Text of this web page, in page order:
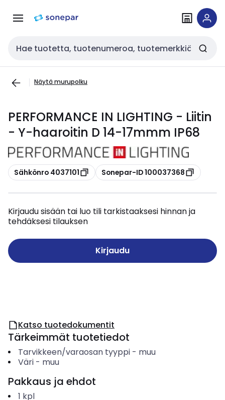
navigointiinsisältöön
Haku
Näytä murupolku
PERFORMANCE IN LIGHTING - Liitin
- Y-haaroitin D 14-17mmm IP68
Kopioi
Sähkönro 4037101 Kopioi
Sonepar-ID 100037368
Kirjaudu sisään tai luo tili tarkistaaksesi hinnan ja
tehdäksesi tilauksen
Kirjaudu
Katso tuotedokumentit
Tärkeimmät tuotetiedot
Tarvikkeen/varaosan tyyppi- muu
Väri- muu
Pakkaus ja ehdot
1 kpl